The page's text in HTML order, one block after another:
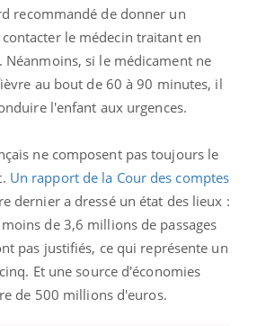
recommandé de donner un
le médecin traitant en
si le médicament ne
au bout de 60 à 90 minutes, il
l'enfant aux urgences.
ne composent pas toujours le
Un rapport de la Cour des comptes
dernier a dressé un état des lieux :
de 3,6 millions de passages
pas justifiés, ce qui représente un
Et une source d'économies
de 500 millions d'euros.